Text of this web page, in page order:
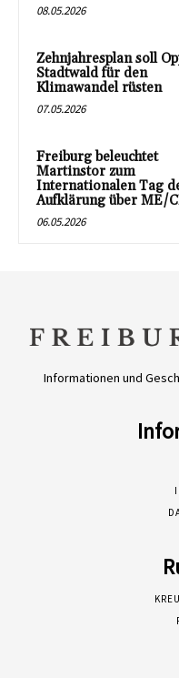
08.05.2026
Zehnjahresplan soll
Stadtwald für den
Klimawandel rüsten
07.05.2026
Freiburg beleuchtet
Martinstor zum
Internationalen Tag
Aufklärung über ME/
06.05.2026
Informationen und